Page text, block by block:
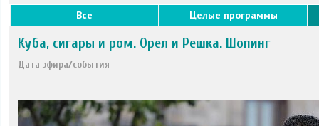
Все Целые программы
Куба, сигары и ром. Орел и Решка. Шопинг
Дата эфира/события